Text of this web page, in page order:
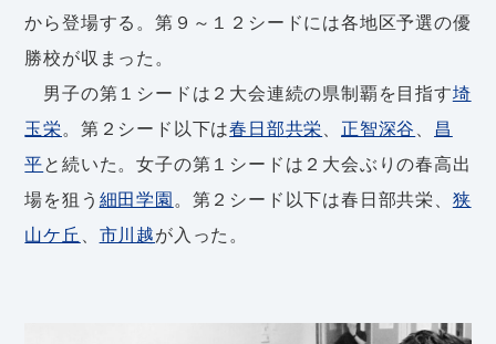
から登場する。第９～１２シードには各地区予選の優
勝校が収まった。
男子の第１シードは２大会連続の県制覇を目指す埼
玉栄。第２シード以下は春日部共栄、 正智深谷、 昌
平と続いた。女子の第１シードは２大会ぶりの春高出
場を狙う 細田学園。第２シード以下は春日部共栄、 狭
山ケ丘 、 市川越が入った。